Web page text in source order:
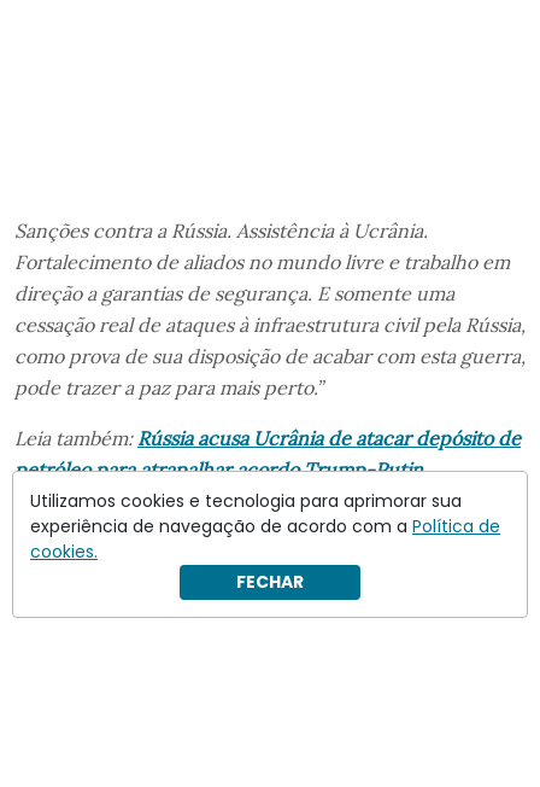
Sanções contra a Rússia. Assistência à Ucrânia.
Fortalecimento de aliados no mundo livre e trabalho em
direção a garantias de segurança. E somente uma
cessação real de ataques à infraestrutura civil pela Rússia,
como prova de sua disposição de acabar com esta guerra,
pode trazer a paz para mais perto.”
Leia também: Rússia acusa Ucrânia de atacar depósito de
petróleo para atrapalhar acordo Trump-Putin
Utilizamos cookies e tecnologia para aprimorar sua
experiência de navegação de acordo com a Política de
cookies.
FECHAR